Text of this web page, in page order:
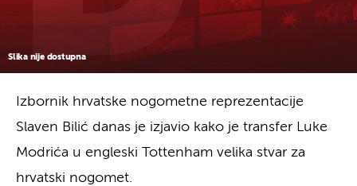
Slika nije dostupna
Izbornik hrvatske nogometne reprezentacije
Slaven Bilić danas je izjavio kako je transfer Luke
Modrića u engleski Tottenham velika stvar za
hrvatski nogomet.